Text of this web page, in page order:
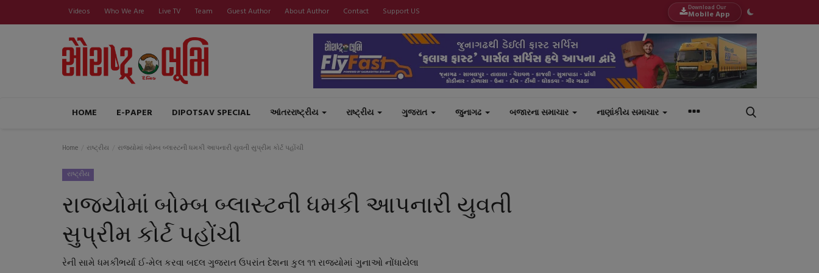
Videos Who We Are Live TV Team Guest Author About Author Contact Support US Download Our
Mobile App
HOME E-PAPER DIPOTSAV SPECIAL આંતરરાષ્ટ્રીય રાષ્ટ્રીય ગુજરાત જુનાગઢ બજારના સમાચાર નાણાંકીય સમાચાર
Home રાષ્ટ્રીય રાજ્યોમાં બોમ્બ બ્લાસ્ટની ધમકી આપનારી યુવતી સુપ્રીમ કોર્ટ પહોંચી
રાષ્ટ્રીય
રાજ્યોમાં બોમ્બ બ્લાસ્ટની ધમકી આપનારી યુવતી
સુપ્રીમ કોર્ટ પહોંચી
રેની સામે ધમકીભર્યા ઈ-મેલ કરવા બદલ ગુજરાત ઉપરાંત દેશના કુલ ૧૧ રાજ્યોમાં ગુનાઓ નોંધાયેલા